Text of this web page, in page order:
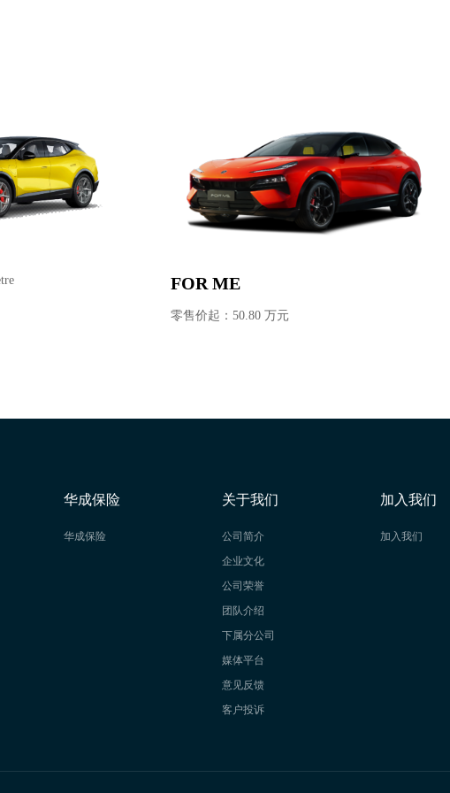
FOR ME
零售价起：50.80 万元
华成保险
华成保险
关于我们
公司简介
企业文化
公司荣誉
团队介绍
下属分公司
媒体平台
意见反馈
客户投诉
加入我们
加入我们